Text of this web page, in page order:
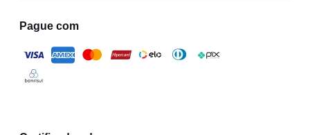
Pague com